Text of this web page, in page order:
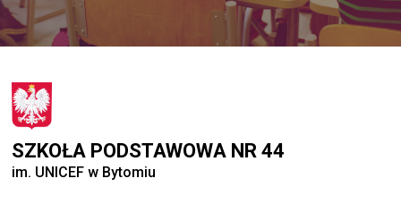
SZKOŁA PODSTAWOWA NR 44
im. UNICEF w Bytomiu